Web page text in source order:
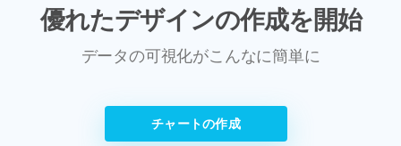
優れたデザインの作成を開始
データの可視化がこんなに簡単に
チャートの作成